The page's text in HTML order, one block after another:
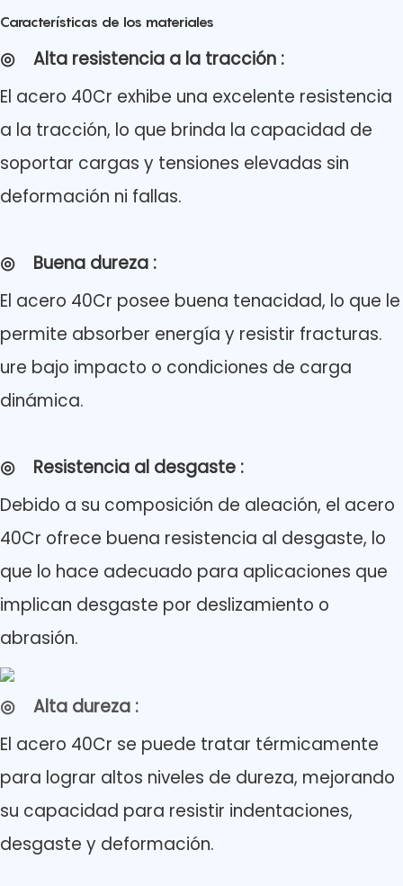
Características de los materiales
◎ Alta resistencia a la tracción :
El acero 40Cr exhibe una excelente resistencia
a la tracción, lo que brinda la capacidad de
soportar cargas y tensiones elevadas sin
deformación ni fallas.
◎ Buena dureza :
El acero 40Cr posee buena tenacidad, lo que le
permite absorber energía y resistir fracturas.
ure bajo impacto o condiciones de carga
dinámica.
◎ Resistencia al desgaste :
Debido a su composición de aleación, el acero
40Cr ofrece buena resistencia al desgaste, lo
que lo hace adecuado para aplicaciones que
implican desgaste por deslizamiento o
abrasión.
◎ Alta dureza :
El acero 40Cr se puede tratar térmicamente
para lograr altos niveles de dureza, mejorando
su capacidad para resistir indentaciones,
desgaste y deformación.